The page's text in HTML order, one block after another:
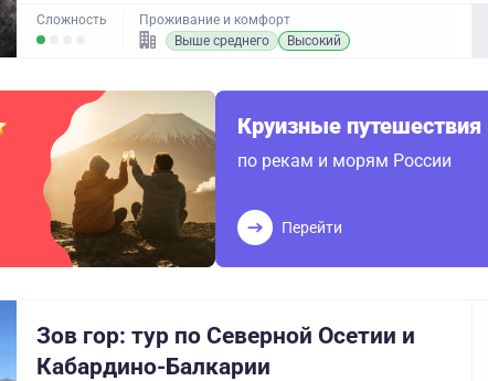
Сложность
Проживание и комфорт
Выше среднего
Высокий
Круизные путешествия
по рекам и морям России
Перейти
Зов гор: тур по Северной Осетии и
Кабардино-Балкарии